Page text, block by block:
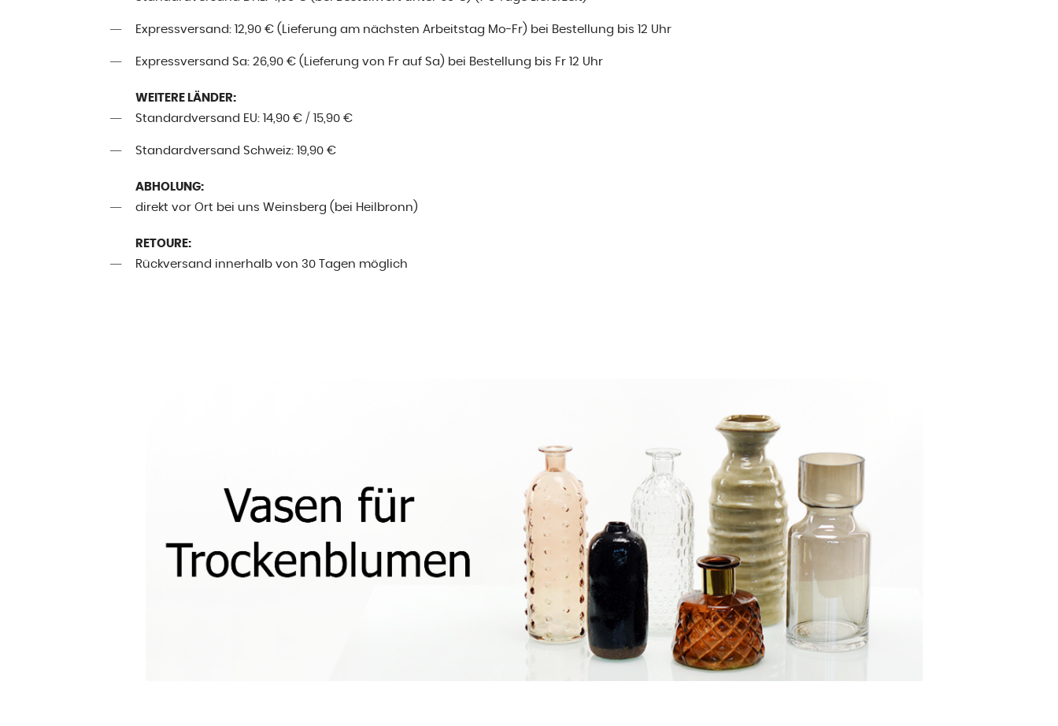
Expressversand: 12,90 € (Lieferung am nächsten Arbeitstag Mo-Fr) bei Bestellung bis 12 Uhr
Expressversand Sa: 26,90 € (Lieferung von Fr auf Sa) bei Bestellung bis Fr 12 Uhr
WEITERE LÄNDER:
Standardversand EU: 14,90 € / 15,90 €
Standardversand Schweiz: 19,90 €
ABHOLUNG:
direkt vor Ort bei uns Weinsberg (bei Heilbronn)
RETOURE:
Rückversand innerhalb von 30 Tagen möglich